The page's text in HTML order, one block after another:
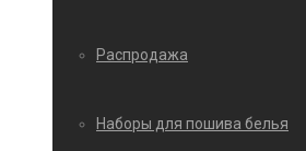
Распродажа
Наборы для пошива белья